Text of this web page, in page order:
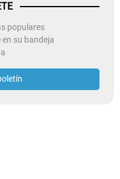
populares
su bandeja